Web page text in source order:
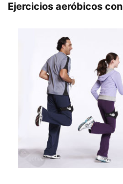
Ejercicios aeróbicos